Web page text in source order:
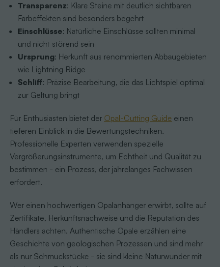
Transparenz: Klare Steine mit deutlich sichtbaren
Farbeffekten sind besonders begehrt
Einschlüsse: Natürliche Einschlüsse sollten minimal
und nicht störend sein
Ursprung: Herkunft aus renommierten Abbaugebieten
wie Lightning Ridge
Schliff: Präzise Bearbeitung, die das Lichtspiel optimal
zur Geltung bringt
Für Enthusiasten bietet der Opal-Cutting Guide einen
tieferen Einblick in die Bewertungstechniken.
Professionelle Experten verwenden spezielle
Vergrößerungsinstrumente, um Echtheit und Qualität zu
bestimmen - ein Prozess, der jahrelanges Fachwissen
erfordert.
Wer einen hochwertigen Opalanhänger erwirbt, sollte auf
Zertifikate, Herkunftsnachweise und die Reputation des
Händlers achten. Authentische Opale erzählen eine
Geschichte von geologischen Prozessen und sind mehr
als nur Schmuckstücke - sie sind kleine Naturwunder mit